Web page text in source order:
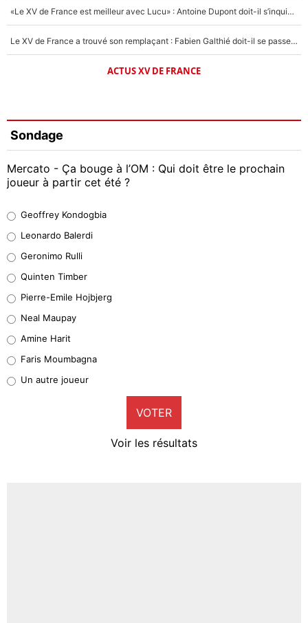
«Le XV de France est meilleur avec Lucu» : Antoine Dupont doit-il s’inquiéter pour sa place ?
Le XV de France a trouvé son remplaçant : Fabien Galthié doit-il se passer d'Antoine Dupont ?
ACTUS XV DE FRANCE
Sondage
Mercato - Ça bouge à l’OM : Qui doit être le prochain
joueur à partir cet été ?
38%
32%
5%
1%
9%
Geoffrey Kondogbia
Leonardo Balerdi
Geronimo Rulli
Quinten Timber
Pierre-Emile Hojbjerg
Neal Maupay
Amine Harit
Faris Moumbagna
Un autre joueur
VOTER
Voir les résultats